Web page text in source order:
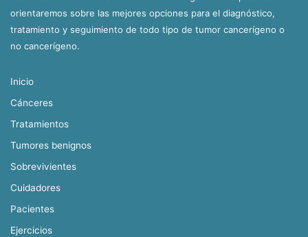
orientaremos sobre las mejores opciones para el diagnóstico,
tratamiento y seguimiento de todo tipo de tumor cancerígeno o
no cancerígeno.
Inicio
Cánceres
Tratamientos
Tumores benignos
Sobrevivientes
Cuidadores
Pacientes
Ejercicios